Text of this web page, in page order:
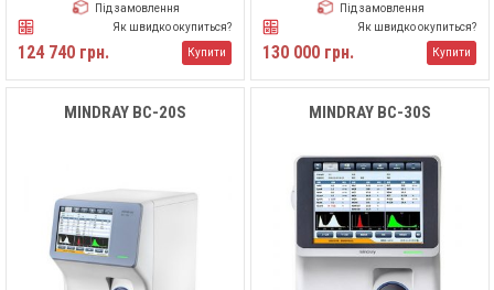
Під замовлення
Як швидко окупиться?
124 740 грн. Купити
Під замовлення
Як швидко окупиться?
130 000 грн. Купити
MINDRAY BC-20S MINDRAY BC-30S